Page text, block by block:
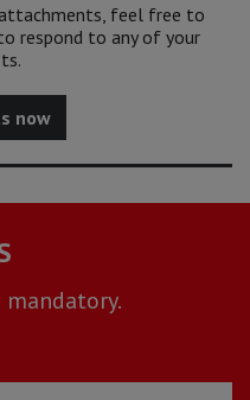
feel free to
respond to any of your
now